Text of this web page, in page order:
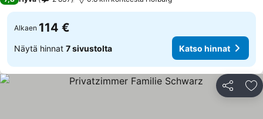
Alkaen 114 €
Näytä hinnat 7 sivustolta Katso hinnat
Jaa